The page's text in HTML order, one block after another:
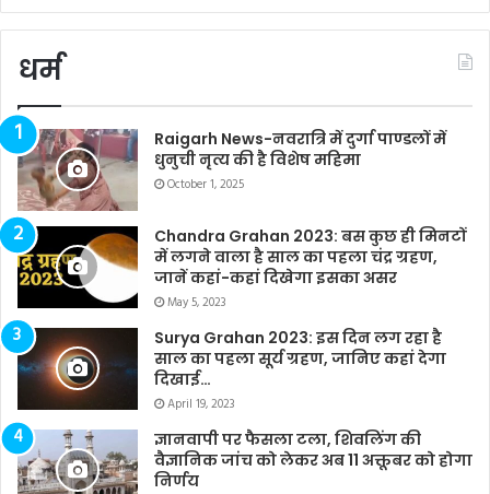
धर्म
Raigarh News-नवरात्रि में दुर्गा पाण्डलों में
धुनुची नृत्य की है विशेष महिमा
October 1, 2025
Chandra Grahan 2023: बस कुछ ही मिनटों
में लगने वाला है साल का पहला चंद्र ग्रहण,
जानें कहां-कहां दिखेगा इसका असर
May 5, 2023
Surya Grahan 2023: इस दिन लग रहा है
साल का पहला सूर्य ग्रहण, जानिए कहां देगा
दिखाई…
April 19, 2023
ज्ञानवापी पर फैसला टला, शिवलिंग की
वैज्ञानिक जांच को लेकर अब 11 अक्तूबर को होगा
निर्णय